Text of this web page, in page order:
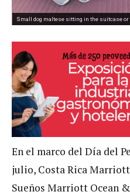
Small dog maltese sitting in the suitcase
En el marco del Día del
julio, Costa Rica
Sueños Marriott Ocean